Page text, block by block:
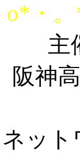
・
主
神
ッ